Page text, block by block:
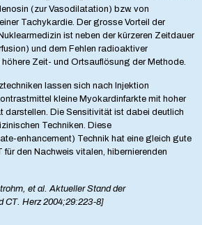
(zur Vasodilatation) bzw. von
Tachykardie. Der grosse Vorteil der
ist neben der kürzeren Zeitdauer
und dem Fehlen radioaktiver
Zeit- und Ortsauflösung der Methode.
lassen sich nach Injektion
kleine Myokardinfarkte mit hoher
darstellen. Die Sensitivität ist dabei deutlich
Techniken. Diese
enhancement) Technik hat eine gleich gute
den Nachweis vitalen, hibernierenden
et al. Aktueller Stand der
CT. Herz 2004;29:223-8]